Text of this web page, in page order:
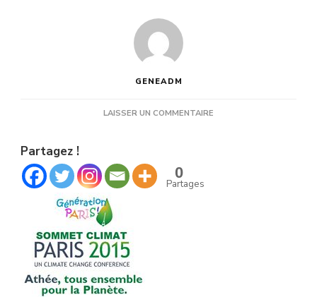
GENEADM
LAISSER UN COMMENTAIRE
Partagez !
0
Partages